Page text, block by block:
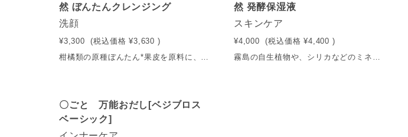
然 ぼんたんクレンジング
洗顔
¥3,300 (税込価格 ¥3,630 )
柑橘類の原種ぼんたん*果皮を原料に、鹿児島県を巡り各土地の恵みと受け継がれてきた技術から生まれた、肌に環境に優しいクレンジングオイルです。 天然由来100％のオイルは肌馴染みが良く、短い時間でメイクをオフ。豊かな柑橘の香りも魅力の一つです。 *表示名称:ポンタン果皮エキス、配合目的:肌を清浄にする 内容量：150ml 送料：550円（税込） ※5,400円（税込）以上で送料無料
然 発酵保湿液
スキンケア
¥4,000 (税込価格 ¥4,400 )
霧島の自生植物や、シリカなどのミネラル豊富な＜然-しかり-霧島火山岩深層水＞を乳酸菌で発酵させた発酵液を90％以上配合。 つけた瞬間、肌にすっと馴染むような使用感で、べたつかず肌に潤いをもたらします。 内容量：150ml 送料：550円（税込） ※5,400円（税込）以上で送料無料
〇ごと 万能おだし[ベジブロス
ベーシック]